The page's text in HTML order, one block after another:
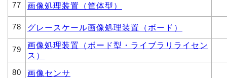
77 画像処理装置（筐体型）
78 グレースケール画像処理装置（ボード）
79
画像処理装置（ボード型・ライブラリライセン
ス）
80 画像センサ